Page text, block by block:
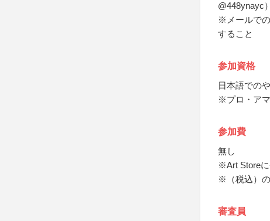
@448ynayc
※メールで
すること
参加資格
日本語での
※プロ・ア
参加費
無し
※Art Store
※（税込）
審査員